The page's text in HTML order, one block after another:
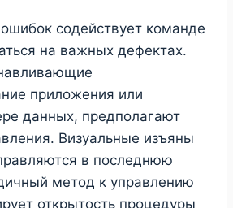
содействует команде
на важных дефектах.
приложения или
данных, предполагают
Визуальные изъяны
в последнюю
метод к управлению
открытость процедуры